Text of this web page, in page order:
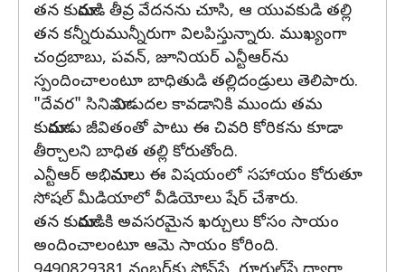
తన కుమారుడి తీవ్ర వేదనను చూసి, ఆ యువకుడి తల్లి
తన కన్నీరుమున్నీరుగా విలపిస్తున్నారు. ముఖ్యంగా
చంద్రబాబు, పవన్, జూనియర్ ఎన్టీఆర్‌ను
స్పందించాలంటూ బాధితుడి తల్లిదండ్రులు తెలిపారు.
"దేవర" సినిమా విడుదల కావడానికి ముందు తమ
కుమారుడు జీవితంతో పాటు ఈ చివరి కోరికను కూడా
తీర్చాలని బాధిత తల్లి కోరుతోంది.
ఎన్టీఆర్ అభిమానులు ఈ విషయంలో సహాయం కోరుతూ
సోషల్ మీడియాలో వీడియోలు షేర్ చేశారు.
తన కుమారుడికి అవసరమైన ఖర్చులు కోసం సాయం
అందించాలంటూ ఆమె సాయం కోరింది.